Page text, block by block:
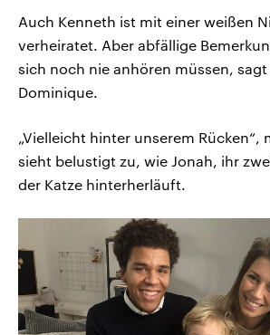
Auch Kenneth ist mit einer weißen
verheiratet. Aber abfällige
sich noch nie anhören müssen, sagt
Dominique.
„Vielleicht hinter unserem Rücken“,
sieht belustigt zu, wie Jonah, ihr
der Katze hinterherläuft.